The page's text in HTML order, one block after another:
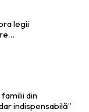
legii
din
indispensabilă”